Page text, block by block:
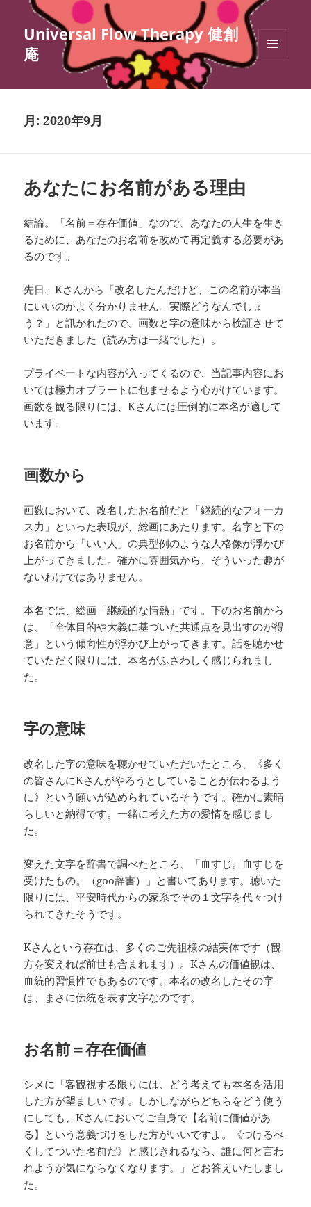
Universal Flow Therapy 健創
庵
ィジェ
月:2020年9月
あなたにお名前がある理由
結論。「名前＝存在価値」なので、あなたの人生を生き
るために、あなたのお名前を改めて再定義する必要があ
るのです。
先日、Kさんから「改名したんだけど、この名前が本当
にいいのかよく分かりません。実際どうなんでしょ
う？」と訊かれたので、画数と字の意味から検証させて
いただきました（読み方は一緒でした）。
プライベートな内容が入ってくるので、当記事内容にお
いては極力オブラートに包ませるよう心がけています。
画数を観る限りには、Kさんには圧倒的に本名が適して
います。
画数から
画数において、改名したお名前だと「継続的なフォーカ
ス力」といった表現が、総画にあたります。名字と下の
お名前から「いい人」の典型例のような人格像が浮かび
上がってきました。確かに雰囲気から、そういった趣が
ないわけではありません。
本名では、総画「継続的な情熱」です。下のお名前から
は、「全体目的や大義に基づいた共通点を見出すのが得
意」という傾向性が浮かび上がってきます。話を聴かせ
ていただく限りには、本名がふさわしく感じられまし
た。
字の意味
改名した字の意味を聴かせていただいたところ、《多く
の皆さんにKさんがやろうとしていることが伝わるよう
に》という願いが込められているそうです。確かに素晴
らしいと納得です。一緒に考えた方の愛情を感じまし
た。
変えた文字を辞書で調べたところ、「血すじ。血すじを
受けたもの。（goo辞書）」と書いてあります。聴いた
限りには、平安時代からの家系でその１文字を代々つけ
られてきたそうです。
Kさんという存在は、多くのご先祖様の結実体です（観
方を変えれば前世も含まれます）。Kさんの価値観は、
血統的習慣性でもあるのです。本名の改名したその字
は、まさに伝統を表す文字なのです。
お名前＝存在価値
シメに「客観視する限りには、どう考えても本名を活用
した方が望ましいです。しかしながらどちらをどう使う
にしても、Kさんにおいてご自身で【名前に価値があ
る】という意義づけをした方がいいですよ。《つけるべ
くしてついた名前だ》と感じきれるなら、誰に何と言わ
れようが気にならなくなります。」とお答えいたしまし
た。